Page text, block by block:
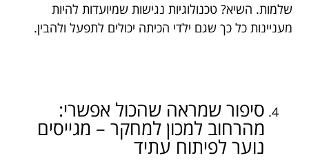
שלמות. השיא? טכנולוגיות נגישות שמיועדות להיות
מעניינות כל כך שגם ילדי הכיתה יכולים לתפעל ולהבין.
סיפור שמראה שהכול אפשרי:
מהרחוב למכון למחקר – מגייסים
נוער לפיתוח עתיד